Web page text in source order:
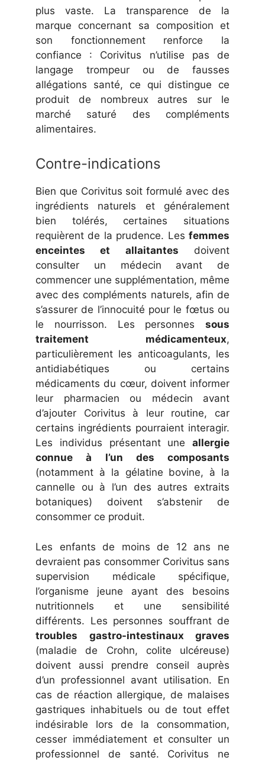
plus vaste. La transparence de la
marque concernant sa composition et
son fonctionnement renforce la
confiance : Corivitus n’utilise pas de
langage trompeur ou de fausses
allégations santé, ce qui distingue ce
produit de nombreux autres sur le
marché saturé des compléments
alimentaires.
Contre-indications
Bien que Corivitus soit formulé avec des
ingrédients naturels et généralement
bien tolérés, certaines situations
requièrent de la prudence. Les femmes
enceintes et allaitantes doivent
consulter un médecin avant de
commencer une supplémentation, même
avec des compléments naturels, afin de
s’assurer de l’innocuité pour le fœtus ou
le nourrisson. Les personnes sous
traitement médicamenteux,
particulièrement les anticoagulants, les
antidiabétiques ou certains
médicaments du cœur, doivent informer
leur pharmacien ou médecin avant
d’ajouter Corivitus à leur routine, car
certains ingrédients pourraient interagir.
Les individus présentant une allergie
connue à l’un des composants
(notamment à la gélatine bovine, à la
cannelle ou à l’un des autres extraits
botaniques) doivent s’abstenir de
consommer ce produit.
Les enfants de moins de 12 ans ne
devraient pas consommer Corivitus sans
supervision médicale spécifique,
l’organisme jeune ayant des besoins
nutritionnels et une sensibilité
différents. Les personnes souffrant de
troubles gastro-intestinaux graves
(maladie de Crohn, colite ulcéreuse)
doivent aussi prendre conseil auprès
d’un professionnel avant utilisation. En
cas de réaction allergique, de malaises
gastriques inhabituels ou de tout effet
indésirable lors de la consommation,
cesser immédiatement et consulter un
professionnel de santé. Corivitus ne